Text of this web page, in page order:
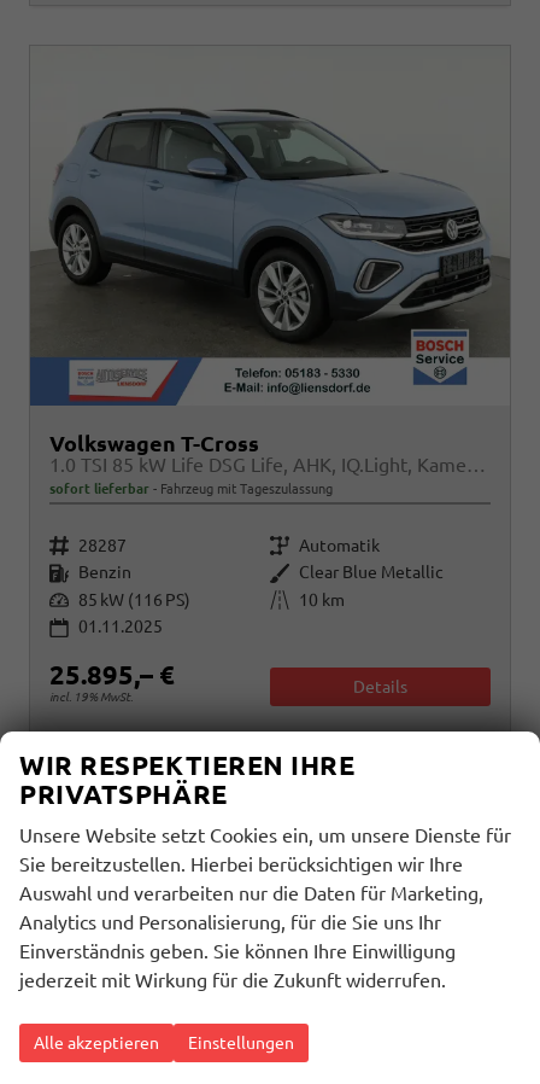
Volkswagen T-Cross
1.0 TSI 85 kW Life DSG Life, AHK, IQ.Light, Kamera, ACC, Side, Winter, 17-Zoll
sofort lieferbar Fahrzeug mit Tageszulassung
Fahrzeugnr. 28287 Getriebe Automatik
Kraftstoff Benzin Außenfarbe Clear Blue Metallic
Leistung 85 kW (116 PS) Kilometerstand
10 km
01.11.2025
25.895,– €
incl. 19% MwSt.
Details
CO
2-Klasse: D
CO2 -Emissionen:133,00 g/km
WIR RESPEKTIEREN IHRE
PRIVATSPHÄRE
Unsere Website setzt Cookies ein, um unsere Dienste für
Sie bereitzustellen. Hierbei berücksichtigen wir Ihre
Auswahl und verarbeiten nur die Daten für Marketing,
Analytics und Personalisierung, für die Sie uns Ihr
Einverständnis geben. Sie können Ihre Einwilligung
jederzeit mit Wirkung für die Zukunft widerrufen.
Alle akzeptieren Einstellungen